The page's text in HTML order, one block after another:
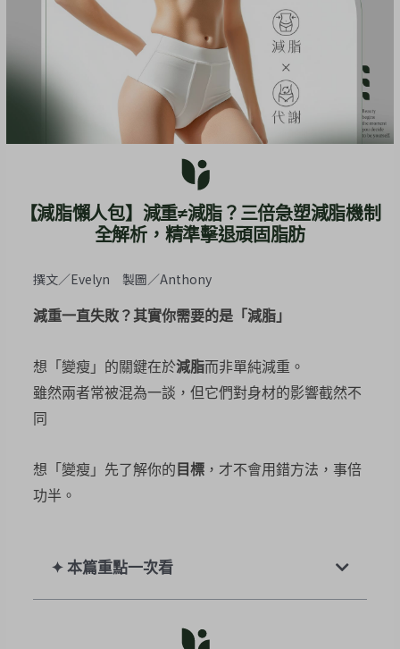
【減脂懶人包】減重≠減脂？三倍急塑減脂機制
全解析，精準擊退頑固脂肪
撰文／Evelyn 製圖／Anthony
減重一直失敗？其實你需要的是「減脂」
想「變瘦」的關鍵在於減脂而非單純減重。
雖然兩者常被混為一談，但它們對身材的影響截然不
同
想「變瘦」先了解你的目標 ，才不會用錯方法，事倍
功半。
✦ 本篇重點一次看